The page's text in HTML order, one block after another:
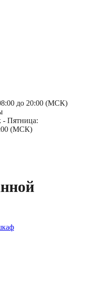
до 20:00 (МСК)
- Пятница:
(МСК)